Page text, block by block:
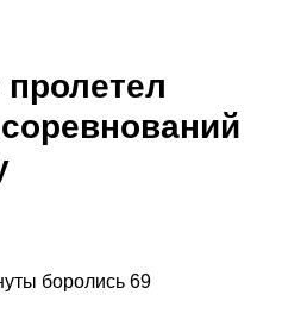
боролись 69